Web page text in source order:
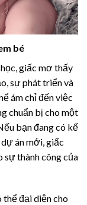
bé
giấc mơ thấy
sự phát triển và
ám chỉ đến việc
chuẩn bị cho một
bạn đang có kế
án mới, giấc
sự thành công của
thể đại diện cho